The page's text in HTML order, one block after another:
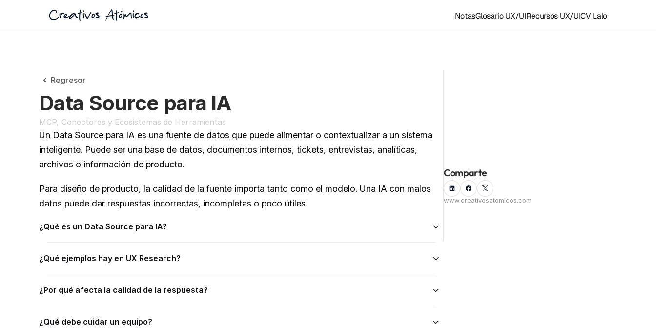
Creativos Atómicos NotasGlosario UX/UIRecursos UX/UICV Lalo
Regresar
Data Source para IA
MCP, Conectores y Ecosistemas de Herramientas
Un Data Source para IA es una fuente de datos que puede alimentar o contextualizar a un sistema
inteligente. Puede ser una base de datos, documentos internos, tickets, entrevistas, analíticas,
archivos o información de producto.
Para diseño de producto, la calidad de la fuente importa tanto como el modelo. Una IA con malos
datos puede dar respuestas incorrectas, incompletas o poco útiles.
¿Qué es un Data Source para IA?
¿Qué ejemplos hay en UX Research?
¿Por qué afecta la calidad de la respuesta?
¿Qué debe cuidar un equipo?
Comparte
www.creativosatomicos.com